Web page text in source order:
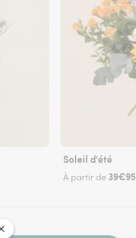
Soleil d'été
À partir de 39€95